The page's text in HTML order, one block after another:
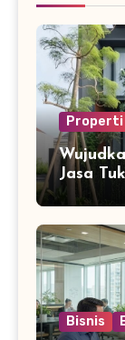
Properti
Jasa
Bisnis